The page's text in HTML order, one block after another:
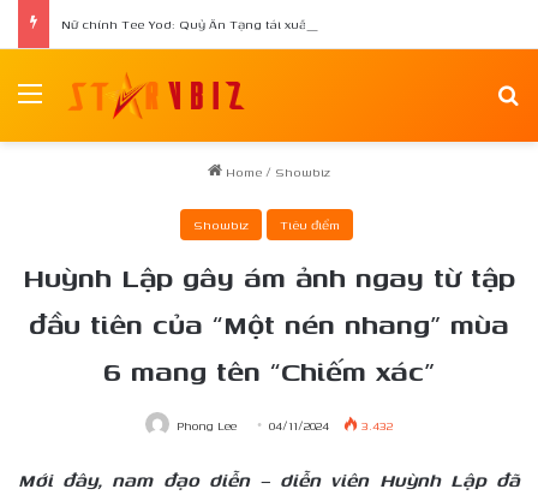
Menu
Home/ Showbiz
Showbiz Tiêu điểm
Huỳnh Lập gây ám ảnh ngay từ tập
đầu tiên của “Một nén nhang” mùa
6 mang tên “Chiếm xác”
Phong Lee 04/11/2024 3.432
Mới đây, nam đạo diễn – diễn viên Huỳnh Lập đã